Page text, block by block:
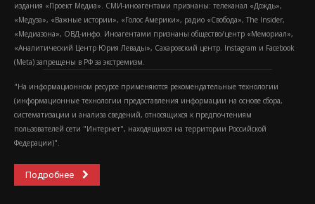
издания «Проект Медиа». СМИ-иноагентами признаны: телеканал «Дождь»,
«Медуза», «Важные истории», «Голос Америки», радио «Свобода», The Insider,
«Медиазона», ОВД-инфо. Иноагентами признаны общество/центр «Мемориал»,
«Аналитический Центр Юрия Левады», Сахаровский центр. Instagram и Facebook
(Metа) запрещены в РФ за экстремизм.
"На информационном ресурсе применяются рекомендательные технологии
(информационные технологии предоставления информации на основе сбора,
систематизации и анализа сведений, относящихся к предпочтениям
пользователей сети "Интернет", находящихся на территории Российской
Федерации)".
Подробнее